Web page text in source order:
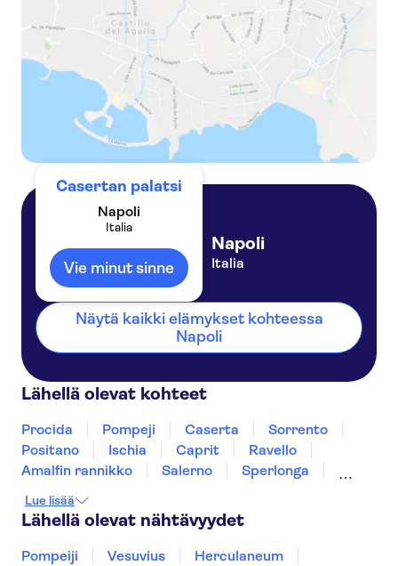
2-Hour Small Group Tour of Caserta Royal Palace
Casertan palatsi
Napoli
Italia
Vie minut sinne
Napoli
Italia
Näytä kaikki elämykset kohteessa
Napoli
Lähellä olevat kohteet
Procida Pompeji Caserta
Sorrento
Positano
Ischia Caprit
Ravello
Amalfin rannikko
Salerno
Sperlonga
Lue lisää
Lähellä olevat nähtävyydet
Pompeiji Vesuvius
Herculaneum